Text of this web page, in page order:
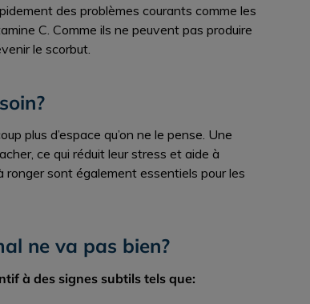
des problèmes courants comme les
C. Comme ils ne peuvent pas produire
le scorbut.
plus d’espace qu’on ne le pense. Une
ce qui réduit leur stress et aide à
ronger sont également essentiels pour les
ne va pas bien?
à des signes subtils tels que: